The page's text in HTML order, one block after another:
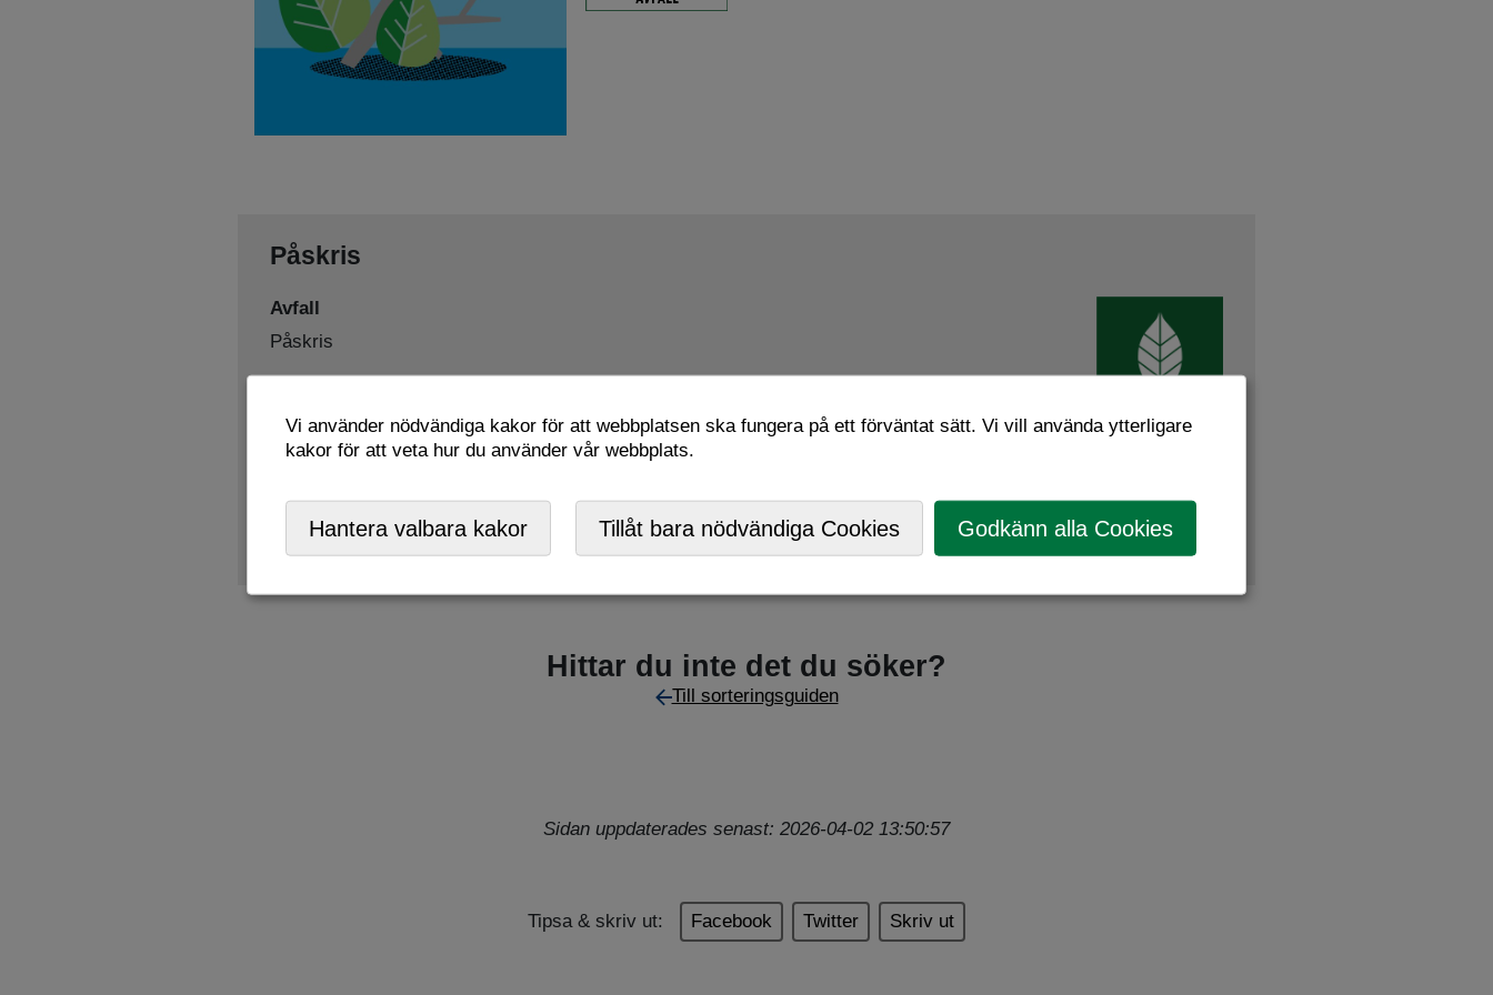
Påskris
Avfall
Påskris
Trädgårds­avfall
Hittar du inte det du söker?
Till sorteringsguiden
Sidan uppdaterades senast: 2026-04-02 13:50:57
Tipsa & skriv ut: Facebook Twitter Skriv ut
Vi använder nödvändiga kakor för att webbplatsen ska fungera på ett förväntat sätt. Vi vill använda ytterligare
kakor för att veta hur du använder vår webbplats.
Hantera valbara kakor Tillåt bara nödvändiga Cookies Godkänn alla Cookies